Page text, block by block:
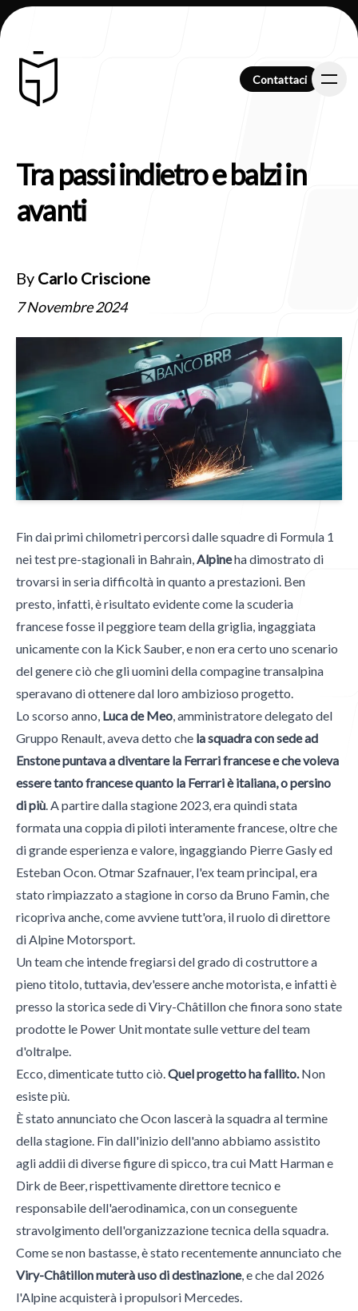
Contattaci
Contattaci
Chi Siamo
Clienti
Blog
Contatti
Contatti
mgpublishing@icloud.com
Hammer Time
Italian Wheel
Tra passi indietro e balzi in
avanti
By Carlo Criscione
7 Novembre 2024
Fin dai primi chilometri percorsi dalle squadre di Formula 1
nei test pre-stagionali in Bahrain,Alpineha dimostrato di
trovarsi in seria difficoltà in quanto a prestazioni. Ben
presto, infatti, è risultato evidente come la scuderia
francese fosse il peggiore team della griglia, ingaggiata
unicamente con la Kick Sauber, e non era certo uno scenario
del genere ciò che gli uomini della compagine transalpina
speravano di ottenere dal loro ambizioso progetto.
Lo scorso anno, Luca de Meo, amministratore delegato del
Gruppo Renault, aveva detto che la squadra con sede ad
Enstone puntava a diventare la Ferrari francese e che voleva
essere tanto francese quanto la Ferrari è italiana, o persino
di più. A partire dalla stagione 2023, era quindi stata
formata una coppia di piloti interamente francese, oltre che
di grande esperienza e valore, ingaggiando Pierre Gasly ed
Esteban Ocon. Otmar Szafnauer, l'ex team principal, era
stato rimpiazzato a stagione in corso da Bruno Famin, che
ricopriva anche, come avviene tutt'ora, il ruolo di direttore
di Alpine Motorsport.
Un team che intende fregiarsi del grado di costruttore a
pieno titolo, tuttavia, dev'essere anche motorista, e infatti è
presso la storica sede di Viry-Châtillon che finora sono state
prodotte le Power Unit montate sulle vetture del team
d'oltralpe.
Ecco, dimenticate tutto ciò.Quel progetto ha fallito.Non
esiste più.
È stato annunciato che Ocon lascerà la squadra al termine
della stagione. Fin dall'inizio dell'anno abbiamo assistito
agli addii di diverse figure di spicco, tra cui Matt Harman e
Dirk de Beer, rispettivamente direttore tecnico e
responsabile dell'aerodinamica, con un conseguente
stravolgimento dell'organizzazione tecnica della squadra.
Come se non bastasse, è stato recentemente annunciato che
Viry-Châtillon muterà uso di destinazione, e che dal 2026
l'Alpine acquisterà i propulsori Mercedes.